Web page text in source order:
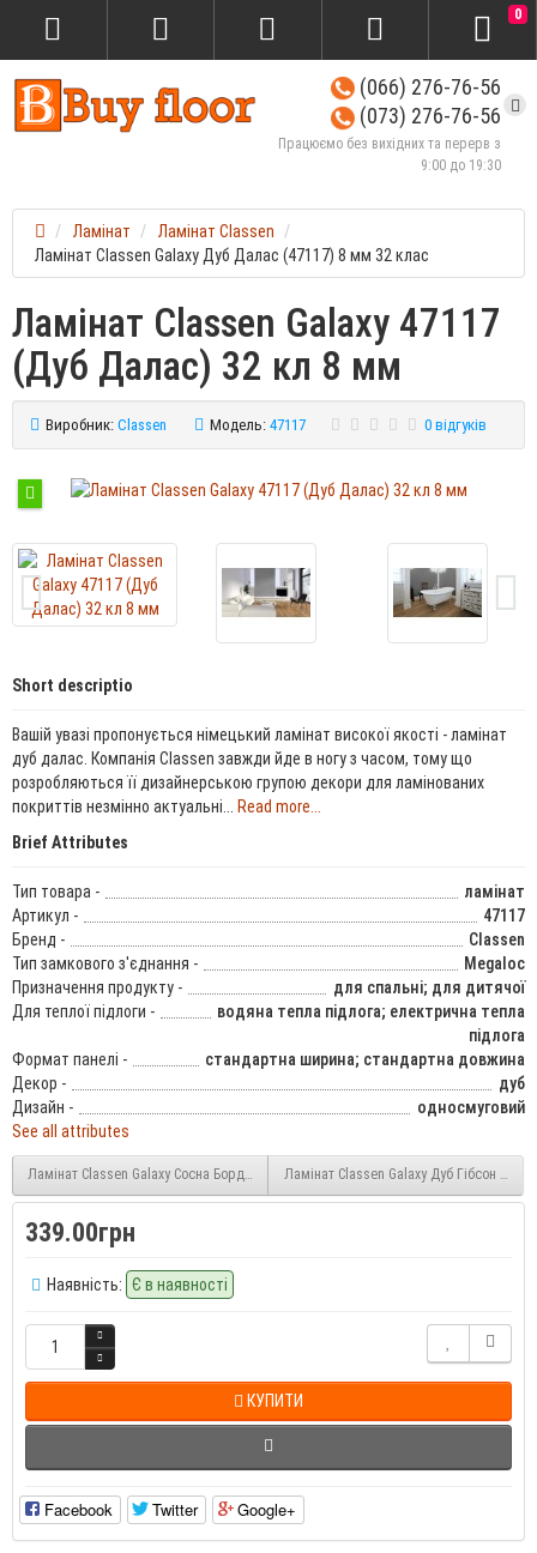
(066) 276-76-56
(073) 276-76-56
Працюємо без вихідних та перерв з
9:00 до 19:30
0
Ламінат
Ламінат Classen
Ламінат Classen Galaxy Дуб Далас (47117) 8 мм 32 клас
Ламінат Classen Galaxy 47117
(Дуб Далас) 32 кл 8 мм
Виробник: Classen Модель: 47117 0 відгуків
Short descriptio
Вашій увазі пропонується німецький ламінат високої якості - ламінат
дуб далас. Компанія Classen завжди йде в ногу з часом, тому що
розробляються її дизайнерською групою декори для ламінованих
покриттів незмінно актуальні... Read more...
Brief Attributes
Тип товара -
ламінат
Артикул -
47117
Бренд -
Classen
Тип замкового з'єднання -
Megaloc
Призначення продукту -
для спальні; для дитячої
Для теплої підлоги -
водяна тепла підлога; електрична тепла
підлога
Формат панелі -
стандартна ширина; стандартна довжина
Декор -
дуб
Дизайн -
односмуговий
See all attributes
Ламінат Classen Galaxy Сосна Бордо (44181) 8 мм 32 класЛамінат Classen Galaxy Дуб Гібсон
339.00грн
Наявність: Є в наявності
КУПИТИ
Facebook Twitter Google+